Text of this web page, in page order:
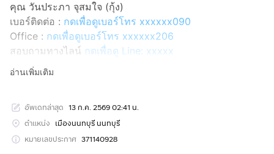
คุณ วันประภา จุสมใจ (กุ้ง)
เบอร์ติดต่อ : กดเพื่อดูเบอร์โทร xxxxxx090
Office : กดเพื่อดูเบอร์โทร xxxxxx206
สอบถามทางไลน์ กดเพื่อดู Line: xxxxx
Line ID: @interhome
ขนาด 23.7 ตร.ว.
ที่ตั้ง : หมู่บ้านพฤกษาวิลล์63/1 พระราม5-วงศ์สว่าง ถ.นคร
อ่านเพิ่มเติม
อัพเดทล่าสุด 13 ก.ค. 2569 02:41 น.
ตำแหน่ง เมืองนนทบุรี นนทบุรี
หมายเลขประกาศ 371140928